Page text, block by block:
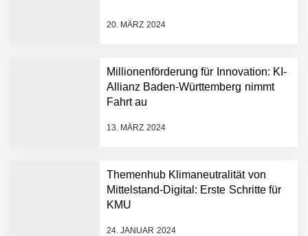
20. MÄRZ 2024
Millionenförderung für Innovation: KI-
Allianz Baden-Württemberg nimmt
Fahrt au
13. MÄRZ 2024
Themenhub Klimaneutralität von
Mittelstand-Digital: Erste Schritte für
KMU
24. JANUAR 2024
Dollar bekannt, um den
Plattform zu beschleunigen
NEURA Robotics und
Amazon Web Services
starten strategische
AI breit auszurollen
Humanoider Roboter bringt
Hightech ins Stadion
Simulationsdienstleistung in
FiniteNow ermöglicht